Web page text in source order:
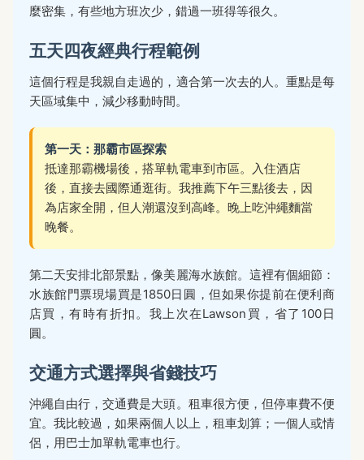
麼密集，有些地方班次少，錯過一班得等很久。
五天四夜經典行程範例
這個行程是我親自走過的，適合第一次去的人。重點是每
天區域集中，減少移動時間。
第一天：那霸市區探索
抵達那霸機場後，搭單軌電車到市區。入住酒店
後，直接去國際通逛街。我推薦下午三點後去，因
為店家全開，但人潮還沒到高峰。晚上吃沖繩麵當
晚餐。
第二天安排北部景點，像美麗海水族館。這裡有個細節：
水族館門票現場買是1850日圓，但如果你提前在便利商
店買，有時有折扣。我上次在Lawson買，省了100日
圓。
交通方式選擇與省錢技巧
沖繩自由行，交通費是大頭。租車很方便，但停車費不便
宜。我比較過，如果兩個人以上，租車划算；一個人或情
侶，用巴士加單軌電車也行。